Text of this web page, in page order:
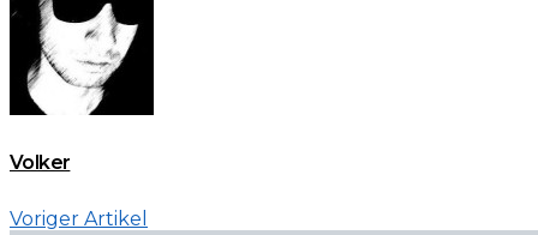
Volker
Voriger Artikel